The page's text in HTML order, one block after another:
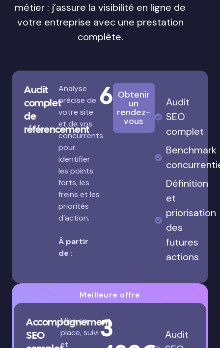
métier : j’assure la visibilité en ligne de
votre entreprise avec une prestation
complète.
Audit
complet
de
référencement
Analyse
précise de
votre site
et de vos
concurrents
pour
identifier
les points
forts, les
freins et les
priorités
d’action.
À partir
de :
680€
Obtenir
un
rendez-
vous
Audit
SEO
complet
Benchmark
Définition
et
priorisation
des
futures
actions
Meilleure offre
Accompagnement
SEO
Mise en
place, suivi
et
3
Audit